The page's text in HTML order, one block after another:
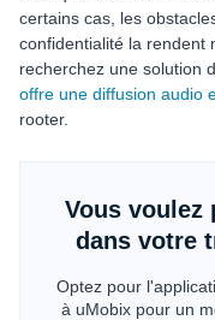
certains cas, les
confidentialité la rendent
recherchez une solution
offre une diffusion audio
rooter.
Vous voulez
dans votre
Optez pour
à uMobix pour un